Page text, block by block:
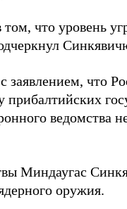
что уровень
что
прибалтийских
ведомства
Миндаугас
оружия.